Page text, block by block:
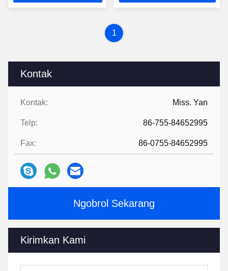
Kontak
Kontak: Miss. Yan
Telp: 86-755-84652995
Fax: 86-0755-84652995
Ngobrol Sekarang
Kirimkan Kami
1